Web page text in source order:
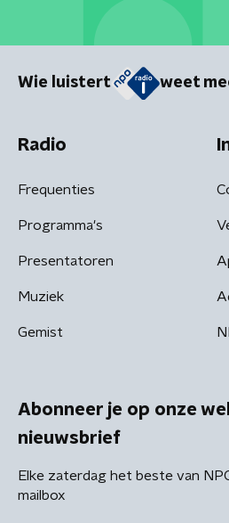
Wie luistert weet
Radio
Frequenties
Programma's
Presentatoren
Muziek
Gemist
Abonneer je op onze
nieuwsbrief
Elke zaterdag het beste van
mailbox